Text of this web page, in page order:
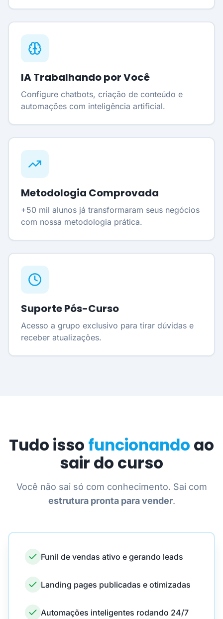
IA Trabalhando por Você
Configure chatbots, criação de conteúdo e
automações com inteligência artificial.
Metodologia Comprovada
+50 mil alunos já transformaram seus negócios
com nossa metodologia prática.
Suporte Pós-Curso
Acesso a grupo exclusivo para tirar dúvidas e
receber atualizações.
Tudo isso funcionando ao
sair do curso
Você não sai só com conhecimento. Sai com
estrutura pronta para vender.
Funil de vendas ativo e gerando leads
Landing pages publicadas e otimizadas
Automações inteligentes rodando 24/7